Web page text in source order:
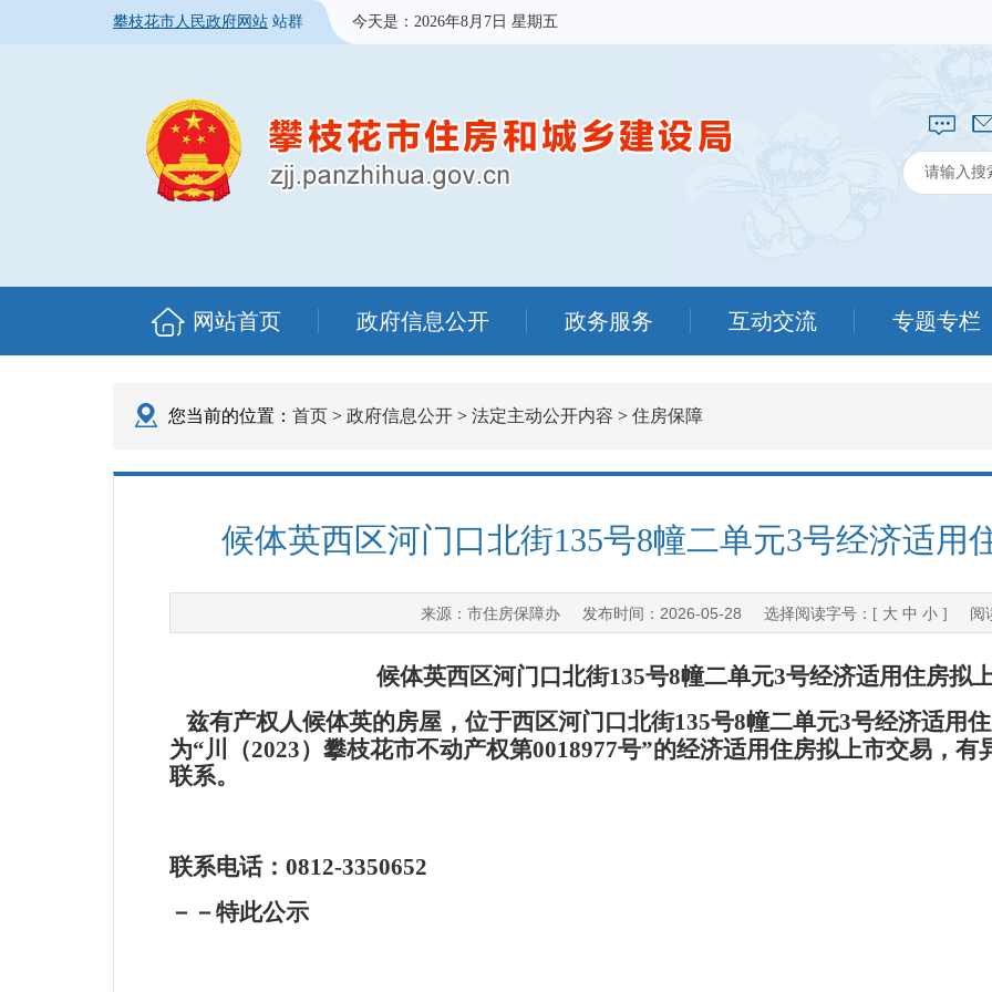
攀枝花市人民政府网站 站群 今天是： 2026年8月7日 星期五
网站首页 政府信息公开 政务服务 互动交流 专题专栏
您当前的位置： 首页 > 政府信息公开 > 法定主动公开内容 > 住房保障
候体英西区河门口北街135号8幢二单元3号经济适用
来源： 市住房保障办 发布时间： 2026-05-28 选择阅读字号：[ 大 中 小 ] 阅
候体英西区河门口北街135号8幢二单元3号经济适用住房拟
兹有产权人候体英的房屋，位于西区河门口北街135号8幢二单元3号经济适用
为“川（2023）攀枝花市不动产权第0018977号”的经济适用住房拟上市交易，
联系。
联系电话：0812-3350652
－－特此公示